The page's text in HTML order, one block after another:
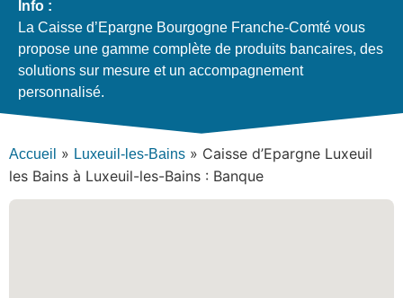
Info :
La Caisse d’Epargne Bourgogne Franche-Comté vous
propose une gamme complète de produits bancaires, des
solutions sur mesure et un accompagnement
personnalisé.
Accueil » Luxeuil-les-Bains » Caisse d’Epargne Luxeuil
les Bains à Luxeuil-les-Bains : Banque